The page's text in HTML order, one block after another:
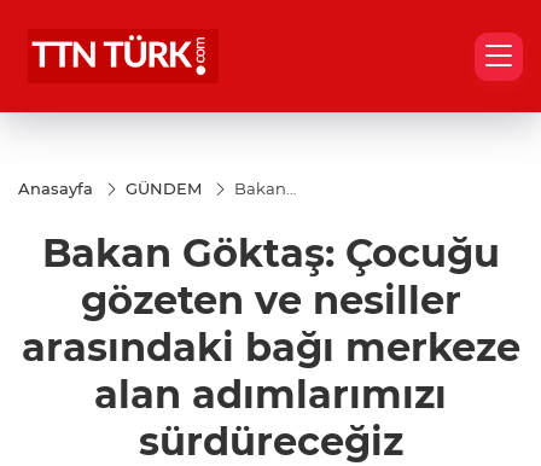
Anasayfa GÜNDEM
Bakan
gözeten ve
nesiller
bağı
alan
adımlarımızı
sürdüreceğiz
Bakan Göktaş: Çocuğu
gözeten ve nesiller
arasındaki bağı merkeze
alan adımlarımızı
sürdüreceğiz